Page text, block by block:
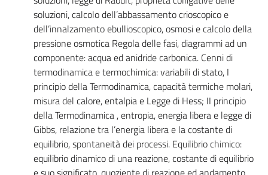
soluzioni, calcolo dell’abbassamento crioscopico e
dell’innalzamento ebullioscopico, osmosi e calcolo della
pressione osmotica Regola delle fasi, diagrammi ad un
componente: acqua ed anidride carbonica. Cenni di
termodinamica e termochimica: variabili di stato, I
principio della Termodinamica, capacità termiche molari,
misura del calore, entalpia e Legge di Hess; II principio
della Termodinamica , entropia, energia libera e legge di
Gibbs, relazione tra l’energia libera e la costante di
equilibrio, spontaneità dei processi. Equilibrio chimico:
equilibrio dinamico di una reazione, costante di equilibrio